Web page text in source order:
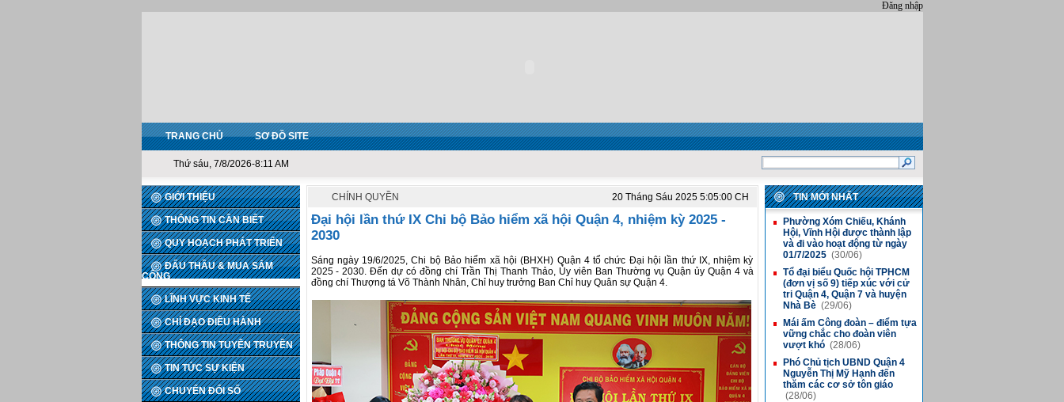
Đăng nhập
TRANG CHỦ SƠ ĐỒ SITE
Thứ sáu, 7/8/2026-8:11 AM
GIỚI THIỆU
THÔNG TIN CẦN BIẾT
QUY HOẠCH PHÁT TRIỂN
ĐẤU THẦU & MUA SẮM
CÔNG
LĨNH VỰC KINH TẾ
CHỈ ĐẠO ĐIỀU HÀNH
THÔNG TIN TUYÊN TRUYỀN
TIN TỨC SỰ KIỆN
CHUYỂN ĐỔI SỐ
CHÍNH QUYỀN 20 Tháng Sáu 2025 5:05:00 CH
Đại hội lần thứ IX Chi bộ Bảo hiểm xã hội Quận 4, nhiệm kỳ 2025 -
2030
Sáng ngày 19/6/2025, Chi bộ Bảo hiểm xã hội (BHXH) Quận 4 tổ chức Đại hội lần thứ IX, nhiệm kỳ
2025 - 2030. Đến dự có đồng chí Trần Thị Thanh Thảo, Ủy viên Ban Thường vụ Quận ủy Quận 4 và
đồng chí Thượng tá Võ Thành Nhân, Chỉ huy trưởng Ban Chỉ huy Quân sự Quận 4.
TIN MỚI NHẤT
■
Phường Xóm Chiếu, Khánh
Hội, Vĩnh Hội được thành lập
và đi vào hoạt động từ ngày
01/7/2025 (30/06)
■ Tổ đại biểu Quốc hội TPHCM
(đơn vị số 9) tiếp xúc với cử
tri Quận 4, Quận 7 và huyện
Nhà Bè (29/06)
■
Mái ấm Công đoàn – điểm tựa
vững chắc cho đoàn viên
vượt khó (28/06)
■
Phó Chủ tịch UBND Quận 4
Nguyễn Thị Mỹ Hạnh đến
thăm các cơ sở tôn giáo
(28/06)